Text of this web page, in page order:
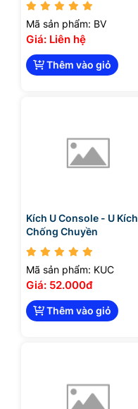
Mã sản phẩm: BV
Giá: Liên hệ
Thêm vào giỏ
Kích U Console - U Kích
Chống Chuyền
Mã sản phẩm: KUC
Giá: 52.000đ
Thêm vào giỏ